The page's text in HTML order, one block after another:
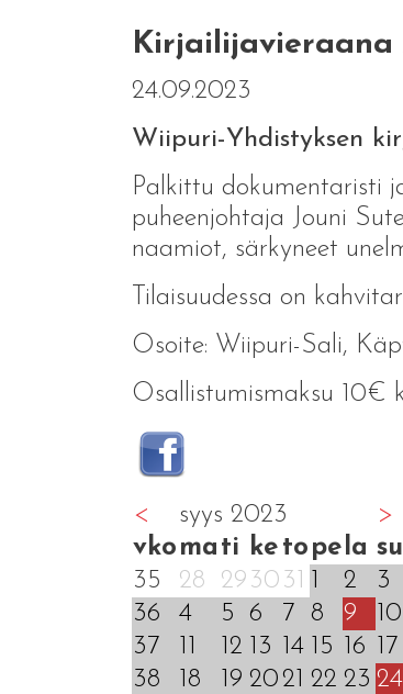
Kirjailijavieraana
24.09.2023
Wiipuri-Yhdistyksen
Palkittu dokumentaristi
puheenjohtaja Jouni
naamiot, särkyneet
Tilaisuudessa on
Osoite: Wiipuri-Sali,
Osallistumismaksu 10€
< syys 2023
>
vko ma ti ke to pe la su
35
28 29 30 31 2
3
36
4 5 6 7 8 9
10
37
12 13 14 15 16
17
38
18 19 2021 22 23 24